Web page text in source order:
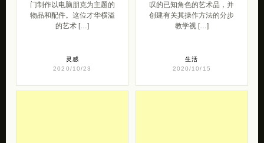
门制作以电脑朋克为主题的
物品和配件。这位才华横溢
的艺术 […]
灵感
2020/10/23
叹的已知角色的艺术品，并
创建有关其操作方法的分步
教学视 […]
生活
2020/10/15